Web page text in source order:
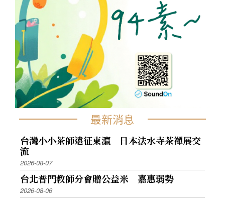
最新消息
台灣小小茶師遠征東瀛 日本法水寺茶禪展交
流
2026-08-07
台北普門教師分會贈公益米 嘉惠弱勢
2026-08-06